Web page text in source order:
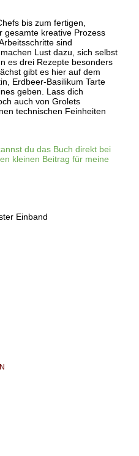
bis zum fertigen,
gesamte kreative Prozess
sind
Lust dazu, sich selbst
es drei Rezepte besonders
gibt es hier auf dem
Erdbeer-Basilikum Tarte
geben. Lass dich
auch von Grolets
technischen Feinheiten
du das Buch direkt bei
kleinen Beitrag für meine
Einband